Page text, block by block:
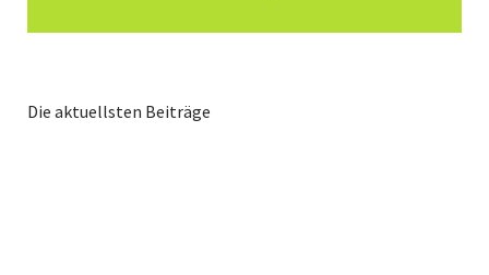
Die aktuellsten Beiträge